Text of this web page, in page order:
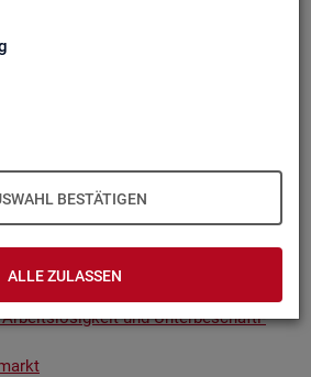
BESTÄTIGEN
ALLE ZULASSEN
Deutsch­land
Fak­ten - Struk­tur­da­ten und -in­di­ka­to­
für den Ar­beits­markt
Zeit­rei­hen
Ar­beits­lo­sig­keit und Un­ter­be­schäf­ti­